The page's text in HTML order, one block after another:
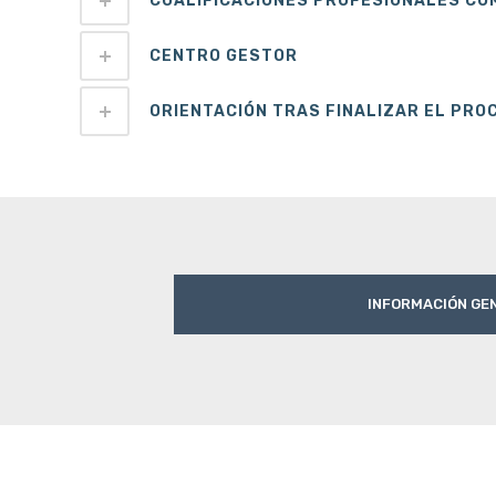
CENTRO GESTOR
ORIENTACIÓN TRAS FINALIZAR EL
INFORMACIÓN